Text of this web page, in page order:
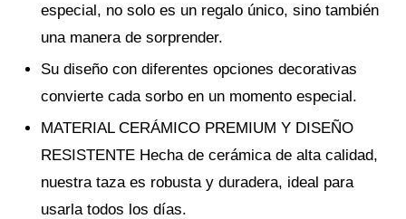
especial, no solo es un regalo único, sino también
una manera de sorprender.
Su diseño con diferentes opciones decorativas
convierte cada sorbo en un momento especial.
MATERIAL CERÁMICO PREMIUM Y DISEÑO
RESISTENTE Hecha de cerámica de alta calidad,
nuestra taza es robusta y duradera, ideal para
usarla todos los días.